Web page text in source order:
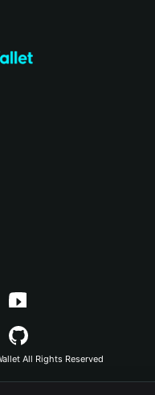
บรนด์
ดภัย
าต
นตัว
การ
All Rights Reserved